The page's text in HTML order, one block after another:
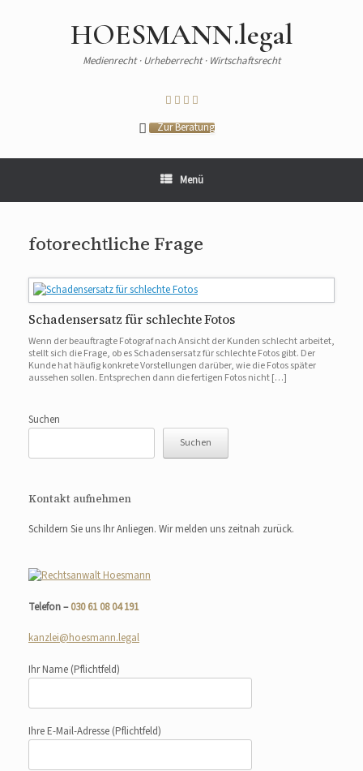
HOESMANN.legal
Medienrecht · Urheberrecht · Wirtschaftsrecht
Zur Beratung
Menü
fotorechtliche Frage
Schadensersatz für schlechte Fotos
Wenn der beauftragte Fotograf nach Ansicht der Kunden schlecht arbeitet,
stellt sich die Frage, ob es Schadensersatz für schlechte Fotos gibt. Der
Kunde hat häufig konkrete Vorstellungen darüber, wie die Fotos später
aussehen sollen. Entsprechen dann die fertigen Fotos nicht […]
Suchen
Suchen
Kontakt aufnehmen
Schildern Sie uns Ihr Anliegen. Wir melden uns zeitnah zurück.
Telefon –030 61 08 04 191
kanzlei@hoesmann.legal
Ihr Name (Pflichtfeld)
Ihre E-Mail-Adresse (Pflichtfeld)